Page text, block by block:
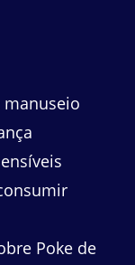
manuseio
Poke de